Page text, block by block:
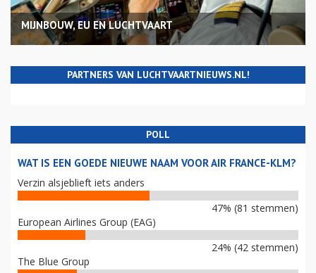
MIJNBOUW, EU EN LUCHTVAART
PARTNERS VAN LUCHTVAARTNIEUWS.NL!
POLL
WAT IS EEN GOEDE NIEUWE NAAM VOOR AIR FRANCE-KLM?
Verzin alsjeblieft iets anders
47% (81 stemmen)
European Airlines Group (EAG)
24% (42 stemmen)
The Blue Group